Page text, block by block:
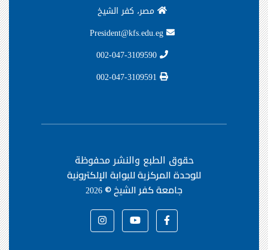
مصر، كفر الشيخ
حقوق الطبع والنشر محفوظة
للوحدة المركزية للبوابة الإلكترونية
جامعة كفر الشيخ ©2026